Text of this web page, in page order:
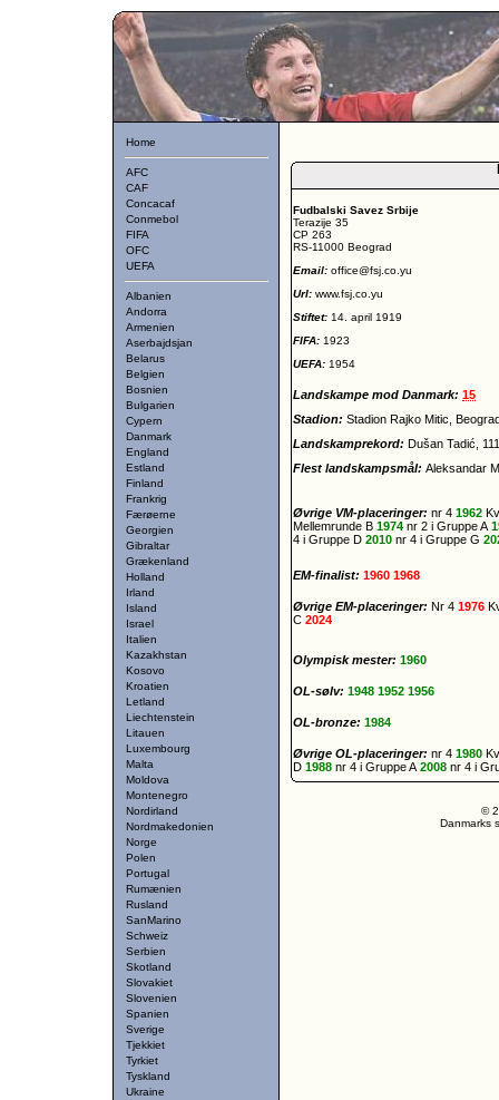
Home
AFC
CAF
Concacaf
Conmebol
FIFA
OFC
UEFA
Albanien
Andorra
Armenien
Aserbajdsjan
Belarus
Belgien
Bosnien
Bulgarien
Cypern
Danmark
England
Estland
Finland
Frankrig
Færøerne
Georgien
Gibraltar
Grækenland
Holland
Irland
Island
Israel
Italien
Kazakhstan
Kosovo
Kroatien
Letland
Liechtenstein
Litauen
Luxembourg
Malta
Moldova
Montenegro
Nordirland
Nordmakedonien
Norge
Polen
Portugal
Rumænien
Rusland
SanMarino
Schweiz
Serbien
Skotland
Slovakiet
Slovenien
Spanien
Sverige
Tjekkiet
Tyrkiet
Tyskland
Ukraine
Fudbalski Savez Srbije
Terazije 35
CP 263
RS-11000 Beograd
Email: office@fsj.co.yu
Url: www.fsj.co.yu
Stiftet: 14. april 1919
FIFA: 1923
UEFA: 1954
Landskampe mod Danmark: 15
Stadion: Stadion Rajko Mitic,
Landskamprekord: Dušan Tadić, 111
Flest landskampsmål: Aleksandar
Øvrige VM-placeringer: nr 4 1962
Mellemrunde B 1974 nr 2 i Gruppe A
4 i Gruppe D 2010 nr 4 i Gruppe G
EM-finalist: 1960 1968
Øvrige EM-placeringer: Nr 4 1976
C 2024
Olympisk mester: 1960
OL-sølv: 1948 1952 1956
OL-bronze: 1984
Øvrige OL-placeringer: nr 4 1980
D 1988 nr 4 i Gruppe A 2008 nr 4 i
©
Danmarks